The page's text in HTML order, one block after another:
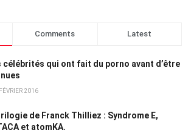
Comments Latest
célébrités qui ont fait du porno avant d’être
2016
de Franck Thilliez : Syndrome E,
et atomKA.